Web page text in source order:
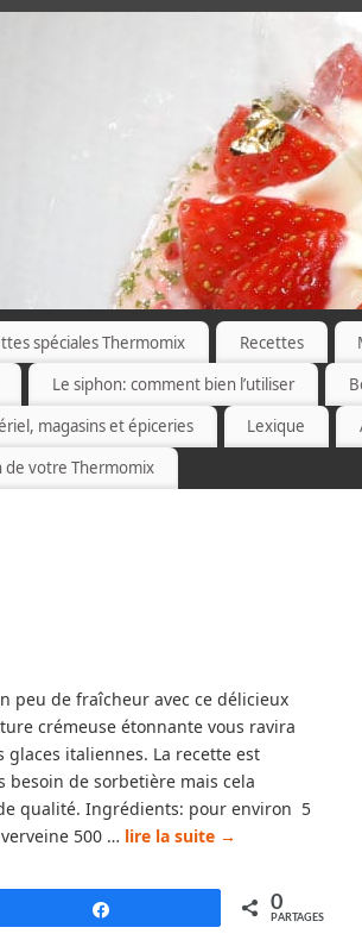
spéciales Thermomix Recettes
Le siphon: comment bien l’utiliser
magasins et épiceries Lexique
de votre Thermomix
peu de fraîcheur avec ce délicieux
crémeuse étonnante vous ravira
glaces italiennes. La recette est
besoin de sorbetière mais cela
qualité. Ingrédients: pour environ 5
500 … lire la suite →
0
PARTAGES